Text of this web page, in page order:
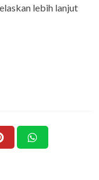
lebih lanjut